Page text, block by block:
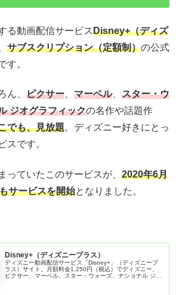
る動画配信サービスDisney+（ディズ
サブスクリプション（定額制）の公式
す。
ん、 ピクサー マーベル、 スター・ウ
ジオグラフィックの名作や話題作
でも、見放題。ディズニー好きにとっ
スです。
っていたこのサービスが、 2020年6月
サービスを開始となりました。
Disney+（ディズニープラス）
ディズニー動画配信サービス「Disney+」（ディズニープ
ラス）サイト。月額料金1,250円（税込）でディズニー、
ピクサー、マーベル、スター・ウォーズ、ナショナル ジオ